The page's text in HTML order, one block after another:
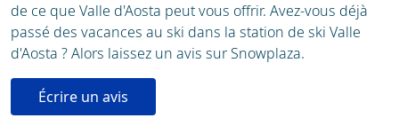
de ce que Valle d'Aosta peut vous offrir. Avez-vous déjà
passé des vacances au ski dans la station de ski Valle
d'Aosta ? Alors laissez un avis sur Snowplaza.
Écrire un avis